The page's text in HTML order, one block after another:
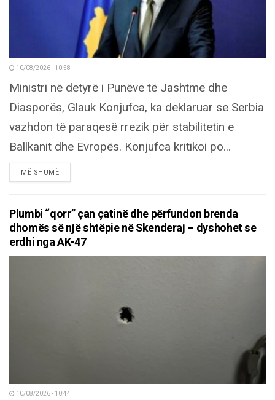
10/08/2026 - 10:58
Ministri në detyrë i Punëve të Jashtme dhe
Diasporës, Glauk Konjufca, ka deklaruar se Serbia
vazhdon të paraqesë rrezik për stabilitetin e
Ballkanit dhe Evropës. Konjufca kritikoi po...
MË SHUMËDETAILS
Plumbi “qorr” çan çatinë dhe përfundon brenda
dhomës së një shtëpie në Skenderaj – dyshohet se
erdhi nga AK-47
10/08/2026 - 10:44